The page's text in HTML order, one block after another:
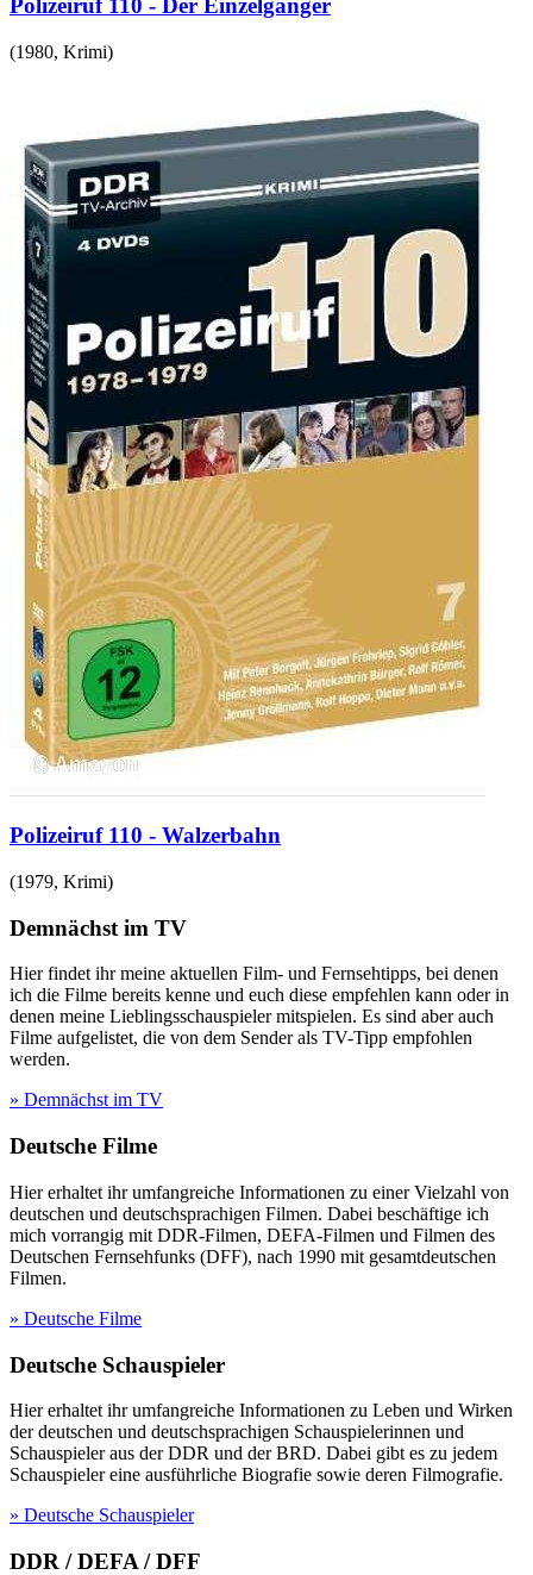
Polizeiruf 110 - Der Einzelgänger
(1980, Krimi)
Polizeiruf 110 - Walzerbahn
(1979, Krimi)
Demnächst im TV
Hier findet ihr meine aktuellen Film- und Fernsehtipps, bei denen
ich die Filme bereits kenne und euch diese empfehlen kann oder in
denen meine Lieblingsschauspieler mitspielen. Es sind aber auch
Filme aufgelistet, die von dem Sender als TV-Tipp empfohlen
werden.
» Demnächst im TV
Deutsche Filme
Hier erhaltet ihr umfangreiche Informationen zu einer Vielzahl von
deutschen und deutschsprachigen Filmen. Dabei beschäftige ich
mich vorrangig mit DDR-Filmen, DEFA-Filmen und Filmen des
Deutschen Fernsehfunks (DFF), nach 1990 mit gesamtdeutschen
Filmen.
» Deutsche Filme
Deutsche Schauspieler
Hier erhaltet ihr umfangreiche Informationen zu Leben und Wirken
der deutschen und deutschsprachigen Schauspielerinnen und
Schauspieler aus der DDR und der BRD. Dabei gibt es zu jedem
Schauspieler eine ausführliche Biografie sowie deren Filmografie.
» Deutsche Schauspieler
DDR / DEFA / DFF